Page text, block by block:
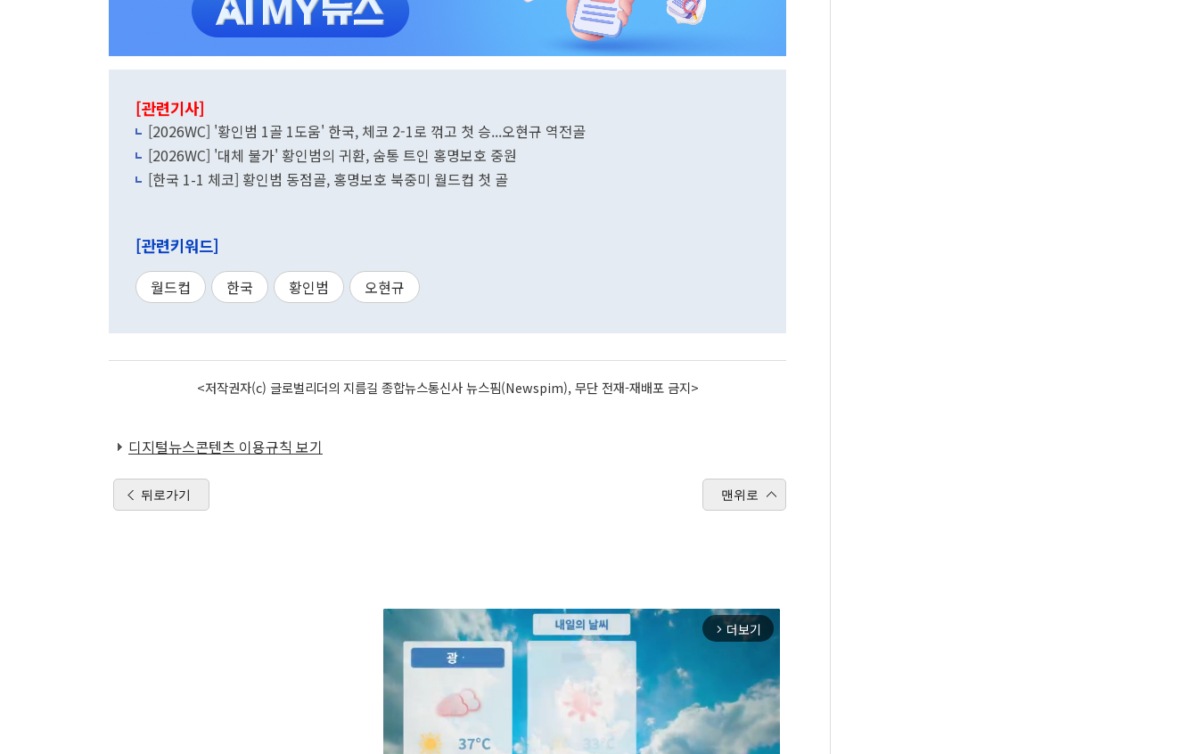
[관련기사]
[2026WC] '황인범 1골 1도움' 한국, 체코 2-1로 꺾고 첫 승...오현규 역전골
[2026WC] '대체 불가' 황인범의 귀환, 숨통 트인 홍명보호 중원
[한국 1-1 체코] 황인범 동점골, 홍명보호 북중미 월드컵 첫 골
[관련키워드]
월드컵 한국 황인범 오현규
<저작권자(c) 글로벌리더의 지름길 종합뉴스통신사 뉴스핌(Newspim), 무단 전재-재배포 금지>
디지털뉴스콘텐츠 이용규칙 보기
뒤로가기 맨위로
arrow_forward_ios 더보기